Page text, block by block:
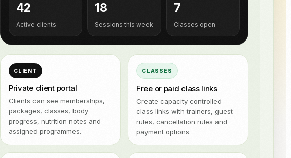
prieš Dojo
42
Active clients
18
Sessions this week
7
Classes open
CLIENT
Private client portal
Clients can see memberships,
packages, classes, body
progress, nutrition notes and
assigned programmes.
CLASSES
Free or paid class links
Create capacity controlled
class links with trainers, guest
rules, cancellation rules and
payment options.